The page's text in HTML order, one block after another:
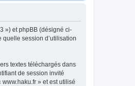
») et phpBB (désigné ci-
session d’utilisation
textes téléchargés dans
de session invité
» et est utilisé